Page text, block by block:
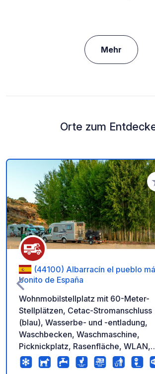
Mehr
Orte zum
(44100) Albarracín el pueblo
bonito de España
Wohnmobilstellplatz mit 60-Meter-
Stellplätzen, Cetac-Stromanschluss
(blau), Wasserbe- und -entladung,
Waschbecken, Waschmaschine,
Picknickplatz, Rasenfläche, WLAN,
bewacht, umzäunt,
Buchungsmöglichkeit mit der